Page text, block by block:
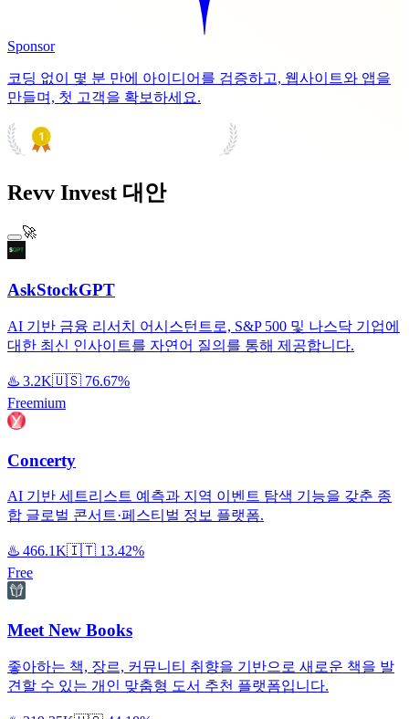
Sponsor
코딩 없이 몇 분 만에 아이디어를 검증하고, 웹사이트와 앱을
만들며, 첫 고객을 확보하세요.
Revv Invest 대안
🚀
AskStockGPT
AI 기반 금융 리서치 어시스턴트로, S&P 500 및 나스닥 기업에
대한 최신 인사이트를 자연어 질의를 통해 제공합니다.
♨️ 3.2K🇺🇸 76.67%
Freemium
Concerty
AI 기반 세트리스트 예측과 지역 이벤트 탐색 기능을 갖춘 종
합 글로벌 콘서트·페스티벌 정보 플랫폼.
♨️ 466.1K🇮🇹 13.42%
Free
Meet New Books
좋아하는 책, 장르, 커뮤니티 취향을 기반으로 새로운 책을 발
견할 수 있는 개인 맞춤형 도서 추천 플랫폼입니다.